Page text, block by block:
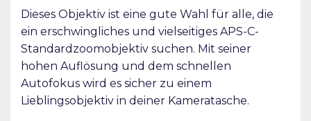
Dieses Objektiv ist eine gute Wahl für alle, die
ein erschwingliches und vielseitiges APS-C-
Standardzoomobjektiv suchen. Mit seiner
hohen Auflösung und dem schnellen
Autofokus wird es sicher zu einem
Lieblingsobjektiv in deiner Kameratasche.